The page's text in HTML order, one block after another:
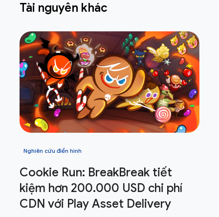
Tài nguyên khác
Nghiên cứu điển hình
Cookie Run: BreakBreak tiết
kiệm hơn 200.000 USD chi phí
CDN với Play Asset Delivery